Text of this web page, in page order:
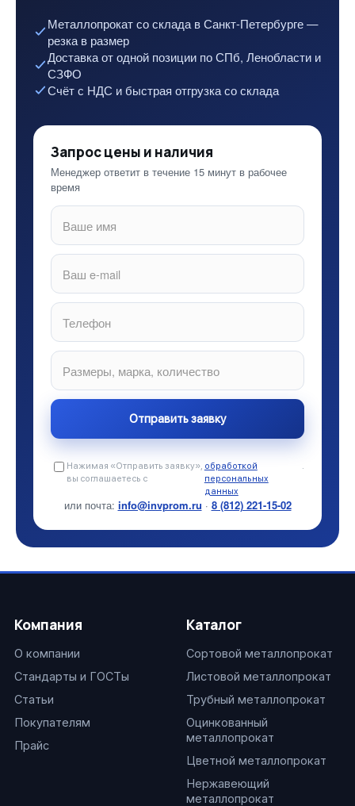
Металлопрокат со склада в Санкт-Петербурге —
резка в размер
Доставка от одной позиции по СПб, Ленобласти и
СЗФО
Счёт с НДС и быстрая отгрузка со склада
Запрос цены и наличия
Менеджер ответит в течение 15 минут в рабочее
время
Нажимая «Отправить заявку»,
вы соглашаетесь с
обработкой
персональных
данных
.
или почта: info@invprom.ru · 8 (812) 221-15-02
Компания
О компании
Стандарты и ГОСТы
Статьи
Покупателям
Прайс
Каталог
Сортовой металлопрокат
Листовой металлопрокат
Трубный металлопрокат
Оцинкованный
металлопрокат
Цветной металлопрокат
Нержавеющий
металлопрокат